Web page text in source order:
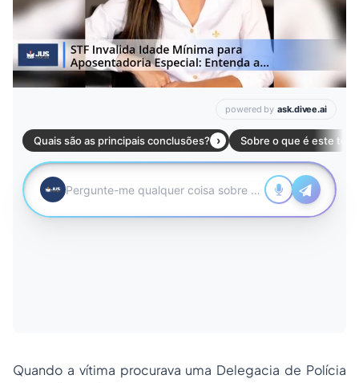
Quando a vítima procurava uma Delegacia de Polícia